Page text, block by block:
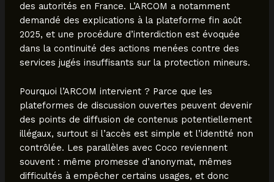
des autorités en France. L’ARCOM a notamment
demandé des explications à la plateforme fin août
2025, et une procédure d’interdiction est évoquée
dans la continuité des actions menées contre des
services jugés insuffisants sur la protection mineurs.
Pourquoi l’ARCOM intervient ? Parce que les
plateformes de discussion ouvertes peuvent devenir
des points de diffusion de contenus potentiellement
illégaux, surtout si l’accès est simple et l’identité non
contrôlée. Les parallèles avec Coco reviennent
souvent : même promesse d’anonymat, mêmes
difficultés à empêcher certains usages, et donc